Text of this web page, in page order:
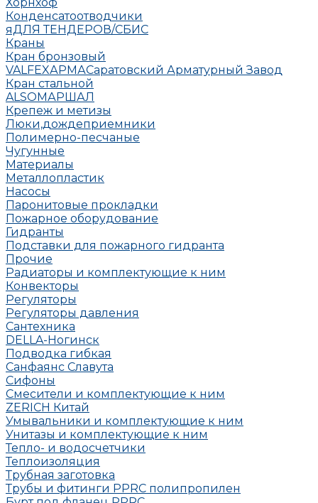
Конденсатоотводчики
яДЛЯ ТЕНДЕРОВ/СБИС
Краны
Кран бронзовый
VALFEXАРМАСаратовский Арматурный Завод
Кран стальной
ALSOМАРШАЛ
Крепеж и метизы
Люки,дождеприемники
Полимерно-песчаные
Чугунные
Материалы
Металлопластик
Насосы
Паронитовые прокладки
Пожарное оборудование
Гидранты
Подставки для пожарного гидранта
Прочие
Радиаторы и комплектующие к ним
Конвекторы
Регуляторы
Регуляторы давления
Сантехника
DELLA-Ногинск
Подводка гибкая
Санфаянс Славута
Сифоны
Смесители и комплектующие к ним
ZERICH Китай
Умывальники и комплектующие к ним
Унитазы и комплектующие к ним
Тепло- и водосчетчики
Теплоизоляция
Трубная заготовка
Трубы и фитинги PPRC полипропилен